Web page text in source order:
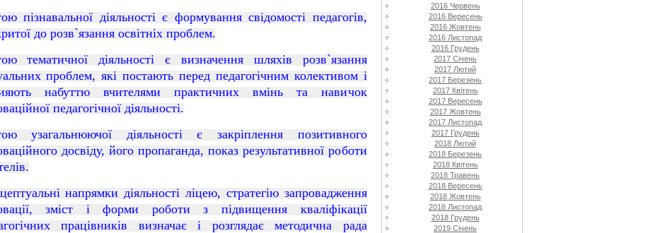
пізнавальної діяльності є формування свідомості педагогів,
до розв`язання освітніх проблем.
тематичної діяльності є визначення шляхів розв`язання
проблем, які постають перед педагогічним колективом і
набуттю вчителями практичних вмінь та навичок
педагогічної діяльності.
узагальнюючої діяльності є закріплення позитивного
досвіду, його пропаганда, показ результативної роботи
напрямки діяльності ліцею, стратегію запровадження
зміст і форми роботи з підвищення кваліфікації
працівників визначає і розглядає методична рада
2016 Червень
2016 Вересень
2016 Жовтень
2016 Листопад
2016 Грудень
2017 Січень
2017 Лютий
2017 Березень
2017 Квітень
2017 Вересень
2017 Жовтень
2017 Листопад
2017 Грудень
2018 Лютий
2018 Березень
2018 Квітень
2018 Травень
2018 Вересень
2018 Жовтень
2018 Листопад
2018 Грудень
2019 Січень